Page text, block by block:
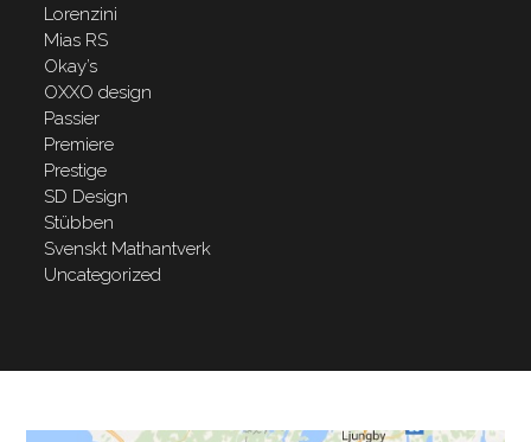
Lorenzini
Mias RS
Okay’s
OXXO design
Passier
Premiere
Prestige
SD Design
Stübben
Svenskt Mathantverk
Uncategorized